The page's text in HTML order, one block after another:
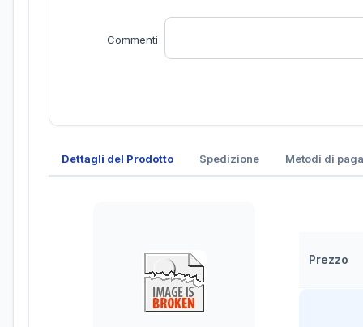
Commenti
Dettagli del Prodotto Spedizione Metodi di
Prezzo